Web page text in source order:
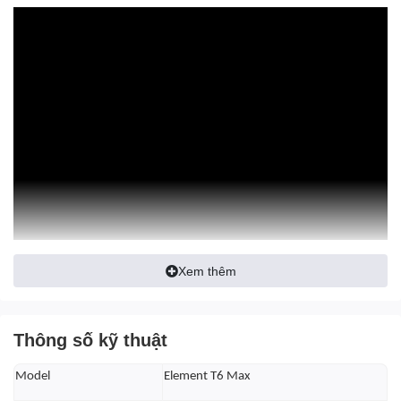
Xem thêm
Thông số kỹ thuật
Model Element T6 Max